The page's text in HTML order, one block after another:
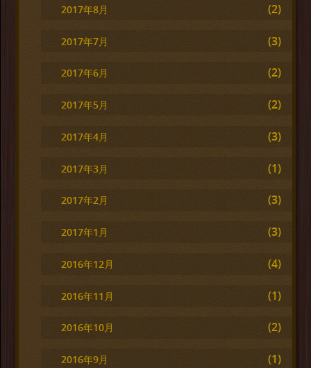
2017年8月 (2)
2017年7月 (3)
2017年6月 (2)
2017年5月 (2)
2017年4月 (3)
2017年3月 (1)
2017年2月 (3)
2017年1月 (3)
2016年12月 (4)
2016年11月 (1)
2016年10月 (2)
2016年9月 (1)